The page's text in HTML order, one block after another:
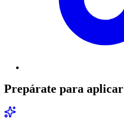
Prepárate para aplicar